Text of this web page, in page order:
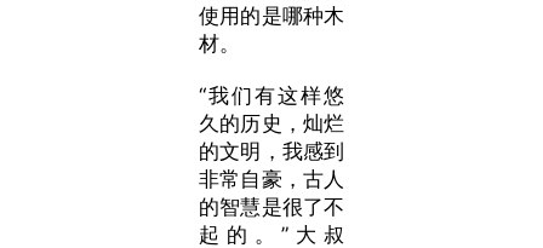
使用的是哪种木
材。
“我们有这样悠
久的历史，灿烂
的文明，我感到
非常自豪，古人
的智慧是很了不
起的。” 大叔